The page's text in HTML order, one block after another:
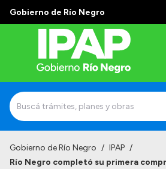
Gobierno de Río Negro
Gobierno de Río Negro / IPAP /
Río Negro completó su primera